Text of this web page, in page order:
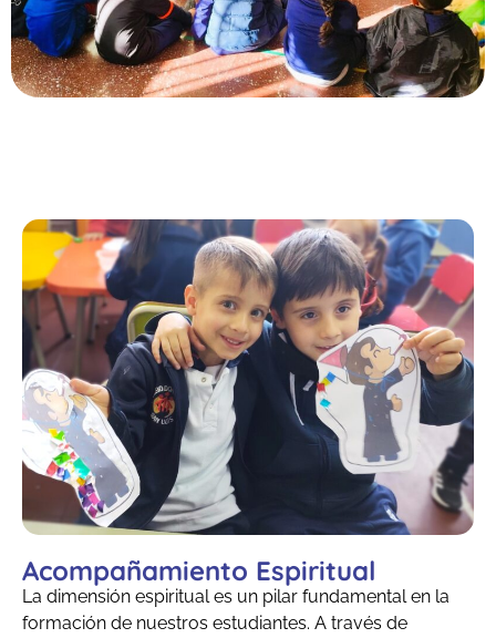
Acompañamiento Espiritual
La dimensión espiritual es un pilar fundamental en la
formación de nuestros estudiantes. A través de